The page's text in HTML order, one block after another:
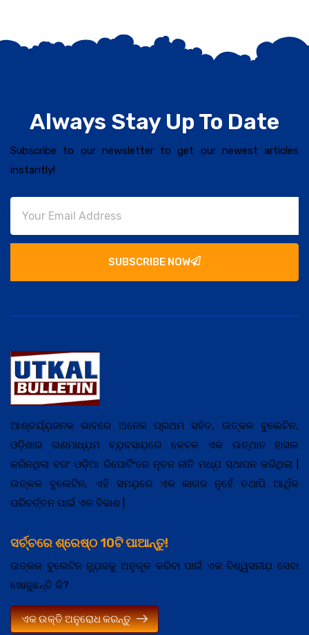
Always Stay Up To Date
Subscribe to our newsletter to get our newest articles
instantly!
SUBSCRIBE NOW
ଆଶ୍ଚର୍ଯ୍ଯ଼ଜନକ ଭାବରେ ଅନେକ ପ୍ରଥମ ସହିତ, ଉତ୍କଳ ବୁଲେଟିନ,
ଓଡ଼ିଶାର ଗଣମାଧ୍ଯ଼ମ ବ୍ଯ଼ବସାଯ଼ରେ କେବଳ ଏକ ଉତ୍ଥାନ ହାସଲ
କରିନଥିଲା ବରଂ ଓଡ଼ିଆ ରିପୋର୍ଟିଂରେ ନୂତନ ନୀତି ମଧ୍ଯ଼ ସ୍ଥାପନ କରିଥିଲା |
ଉତ୍କଳ ବୁଲେଟିନ, ଏହି ସମଯ଼ରେ ଏକ କାଗଜ ନୁହେଁ ତଥାପି ଆର୍ଥିକ
ପରିବର୍ତ୍ତନ ପାଇଁ ଏକ ବିକାଶ |
ସର୍ଚ୍ଚରେ ଶ୍ରେଷ୍ଠ 10ଟି ପାଆନ୍ତୁ!
ଉତ୍କଳ ବୁଲେଟିନ ନ୍ଯ଼ୁଜକୁ ଅନୁକୂଳ କରିବା ପାଇଁ ଏକ ବିଶ୍ୱସନୀଯ଼ ସେବା
ଖୋଜୁଛନ୍ତି କି?
ଏକ ଉକ୍ତି ଅନୁରୋଧ କରନ୍ତୁ